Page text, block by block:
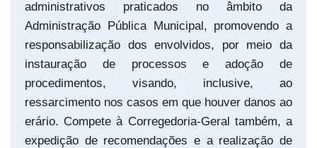
administrativos praticados no âmbito da
Administração Pública Municipal, promovendo a
responsabilização dos envolvidos, por meio da
instauração de processos e adoção de
procedimentos, visando, inclusive, ao
ressarcimento nos casos em que houver danos ao
erário. Compete à Corregedoria-Geral também, a
expedição de recomendações e a realização de